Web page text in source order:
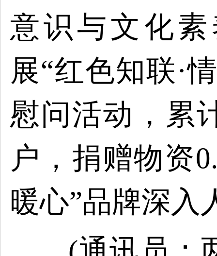
意识与文化
展“红色知联·
慰问活动，累
户，捐赠物资
暖心”品牌深入